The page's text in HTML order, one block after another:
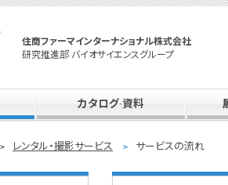
住商ファーマインターナショナル株式会社
研究推進部 バイオサイエンスグループ
カタログ·資料
レンタル・撮影サービス サービスの流れ